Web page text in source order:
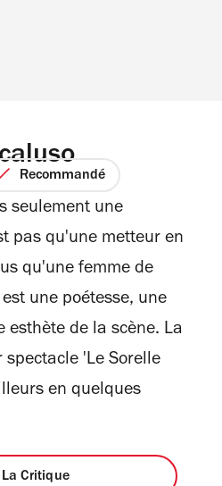
Recommandé
seulement une
pas qu'une metteur en
qu'une femme de
une poétesse, une
de la scène. La
'Le Sorelle
en quelques
La Critique